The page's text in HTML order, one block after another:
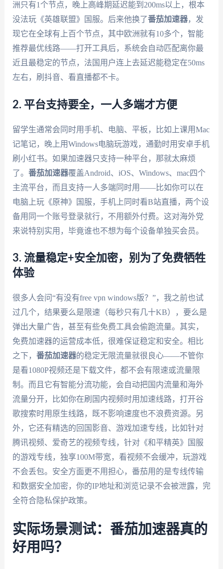
洲只有1个节点，晚上高峰期延迟能到200ms以上，根本
没法玩《英雄联盟》国服。后来他换了番茄加速器，发
现它在全球有上百个节点，其中欧洲就有10多个，智能
推荐最优线路——打开工具后，系统会自动匹配离你最
近且最稳定的节点，法国用户连上去延迟能稳定在50ms
左右，刷抖音、看直播都不卡。
2. 平台支持要全，一人多端才方便
留学生通常会同时用手机、电脑、平板，比如上课用Mac
记笔记，晚上用Windows电脑玩游戏，通勤时用安卓手机
刷小红书。如果加速器只支持一种平台，那就太麻烦
了。 番茄加速器覆盖Android、iOS、Windows、mac四个
主流平台，而且支持一人多端同时用——比如你可以在
电脑上玩《原神》国服，手机上同时看B站直播，两个设
备用同一个账号登录就行，不用额外付费。这对海外党
来说特别实用，毕竟谁也不想为每个设备单独买会员。
3. 流量稳定+安全加密，别为了免费牺牲
体验
很多人会问“有没有free vpn windows版？”，我之前也试
过几个，结果要么是限速（每秒只有几十KB），要么是
弹出大量广告，甚至有些免费工具会偷跑流量。其实，
免费加速器的运营成本低，很难保证稳定和安全。相比
之下， 番茄加速器的稳定无限流量就很良心——不管你
是看1080P视频还是下载文件，都不会有限速或流量限
制。而且它有智能分流功能，会自动把国内流量和海外
流量分开，比如你在刷国内视频时用加速线路，打开谷
歌搜索时用原生线路，既不影响速度也不浪费资源。另
外，它还有精选的回国影音、游戏加速专线，比如针对
腾讯视频、爱奇艺的视频专线，针对《和平精英》国服
的游戏专线，独享100M带宽，看视频不会缓冲，玩游戏
不会丢包。安全方面更不用担心，番茄用的是专线传输
和数据安全加密，你的IP地址和浏览记录不会被泄露，完
全符合隐私保护政策。
实际场景测试：番茄加速器真的
好用吗？